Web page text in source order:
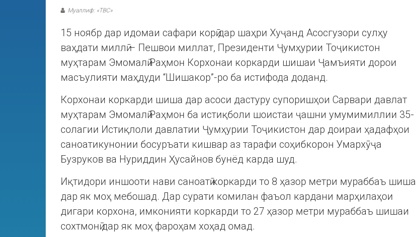
Муаллиф: «ТВС»
15 ноябр дар идомаи сафари корӣ дар шаҳри Хуҷанд Асосгузори сулҳу
ваҳдати миллӣ – Пешвои миллат, Президенти Ҷумҳурии Тоҷикистон
муҳтарам Эмомалӣ Раҳмон Корхонаи коркарди шишаи Ҷамъияти дорои
масъулияти маҳдуди “Шишакор”-ро ба истифода доданд.
Корхонаи коркарди шиша дар асоси дастуру супоришҳои Сарвари давлат
муҳтарам Эмомалӣ Раҳмон ба истиқболи шоистаи ҷашни умумимиллии 35-
солагии Истиқлоли давлатии Ҷумҳурии Тоҷикистон дар доираи ҳадафҳои
саноатикунонии босуръати кишвар аз тарафи соҳибкорон Умархӯҷа
Бузруков ва Нуриддин Ҳусайнов бунёд карда шуд.
Иқтидори иншооти нави саноатӣ коркарди то 8 ҳазор метри мураббаъ шиша
дар як моҳ мебошад. Дар сурати комилан фаъол кардани марҳилаҳои
дигари корхона, имконияти коркарди то 27 ҳазор метри мураббаъ шишаи
сохтмонӣ дар як моҳ фароҳам хоҳад омад.